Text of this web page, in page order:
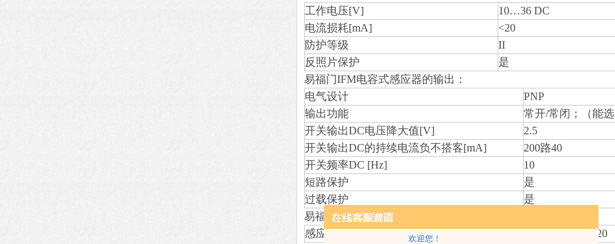
欢迎您！
工作电压[V]
10…36 DC
电流损耗[mA]
<20
防护等级
II
反照片保护
是
易福门IFM电容式感应器的输出：
电气设计
PNP
输出功能
常开/常闭；（能
开关输出DC电压降大值[V]
2.5
开关输出DC的持续电流负不搭客[mA]
200路40
开关频率DC [Hz]
10
短路保护
是
过载保护
是
易福门IFM电容式感应器
感应距离[mm]
20